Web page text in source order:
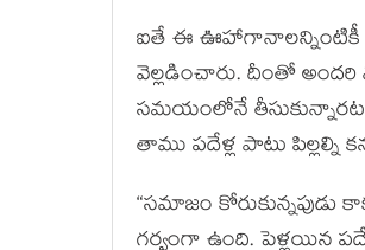
ఐతే ఈ ఊహాగానాల‌న్నింటికీ
వెల్ల‌డించారు. దీంతో అంద‌రి
స‌మ‌యంలోనే తీసుకున్నారట
తాము ప‌దేళ్ల పాటు పిల్ల‌ల్ని
“స‌మాజం కోరుకున్న‌పుడు
గ‌ర్వంగా ఉంది. పెళ్ల‌యిన